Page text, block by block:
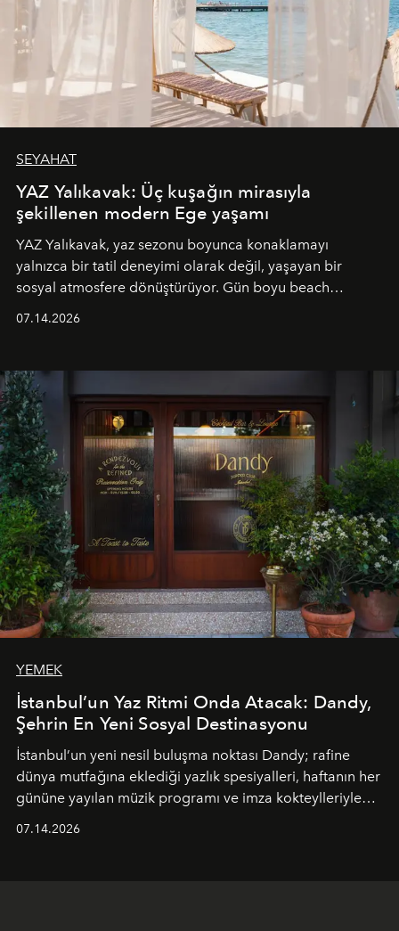
SEYAHAT
YAZ Yalıkavak: Üç kuşağın mirasıyla
şekillenen modern Ege yaşamı
YAZ Yalıkavak, yaz sezonu boyunca konaklamayı
yalnızca bir tatil deneyimi olarak değil, yaşayan bir
sosyal atmosfere dönüştürüyor. Gün boyu beach
tematik gastronomi geceleri misafirlerle buluşuyor.
Paylaşıma, lezzete ve müziğe odaklanan bu özel
akşamlar, YAZ’ın sade lüks anlayışını gün batımından
geceye taşıyarak her hafta farklı bir deneyim sunuyor.
07.14.2026
YEMEK
İstanbul’un Yaz Ritmi Onda Atacak: Dandy,
Şehrin En Yeni Sosyal Destinasyonu
İstanbul’un yeni nesil buluşma noktası Dandy; rafine
dünya mutfağına eklediği yazlık spesiyalleri, haftanın her
gününe yayılan müzik programı ve imza kokteylleriyle
07.14.2026